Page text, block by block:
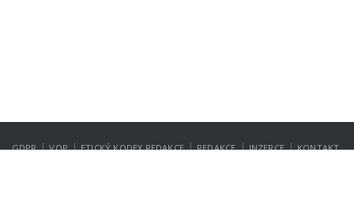
GDPR | VOP | ETICKÝ KODEX REDAKCE | REDAKCE | INZERCE | KONTAKT